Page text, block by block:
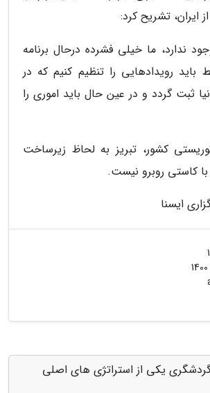
ایران، تشریح کرد:
ندارد، ما خیلی فشرده درحال برنامه
باید رویدادهایی را تنظیم کنیم که در
ثبت گردد و در عین حال باید اموری را
کشور، تبریز به لحاظ زیرساخت
کاستی روبرو نیست.
ایسنا
گردشگری یکی از استراتژی های اصلی